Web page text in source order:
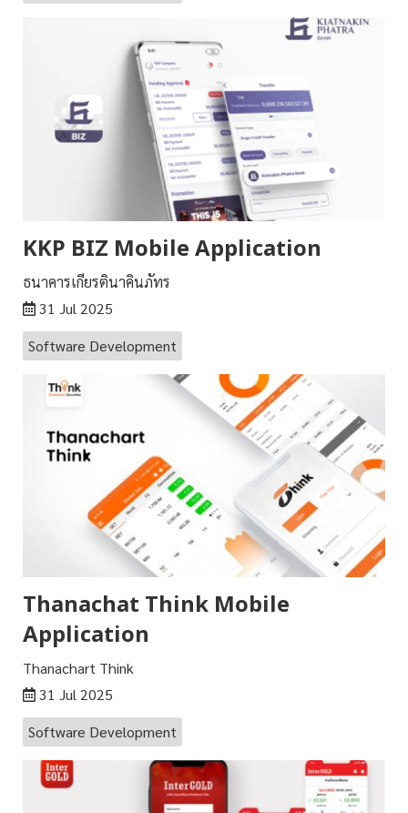
KKP BIZ Mobile Application
ธนาคารเกียรตินาคินภัทร
31 Jul 2025
Software Development
Thanachat Think Mobile
Application
Thanachart Think
31 Jul 2025
Software Development